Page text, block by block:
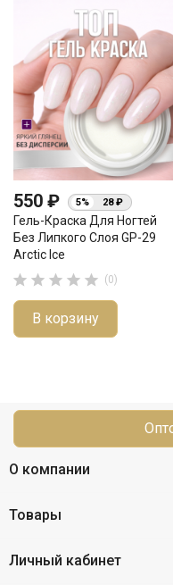
550 ₽ 5% 28 ₽
Гель-Краска Для Ногтей
Без Липкого Слоя GP-29
Arctic Ice
     (0)
В корзину
О компании
Товары
Личный кабинет